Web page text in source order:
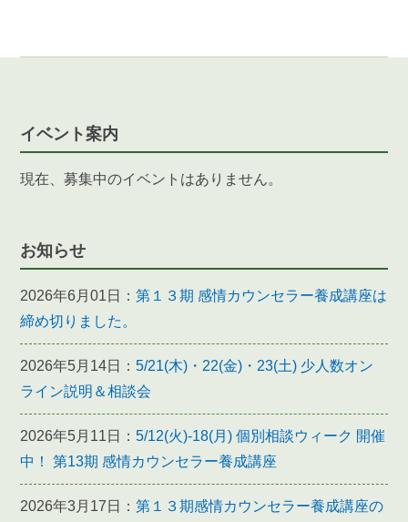
イベント案内
現在、募集中のイベントはありません。
お知らせ
2026年6月01日：第１３期 感情カウンセラー養成講座は
締め切りました。
2026年5月14日：5/21(木)・22(金)・23(土) 少人数オン
ライン説明＆相談会
2026年5月11日：5/12(火)-18(月) 個別相談ウィーク 開催
中！ 第13期 感情カウンセラー養成講座
2026年3月17日：第１３期感情カウンセラー養成講座の